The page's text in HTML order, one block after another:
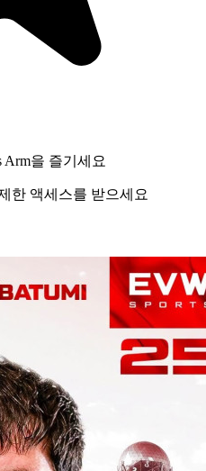
Arm을 즐기세요
한 액세스를 받으세요